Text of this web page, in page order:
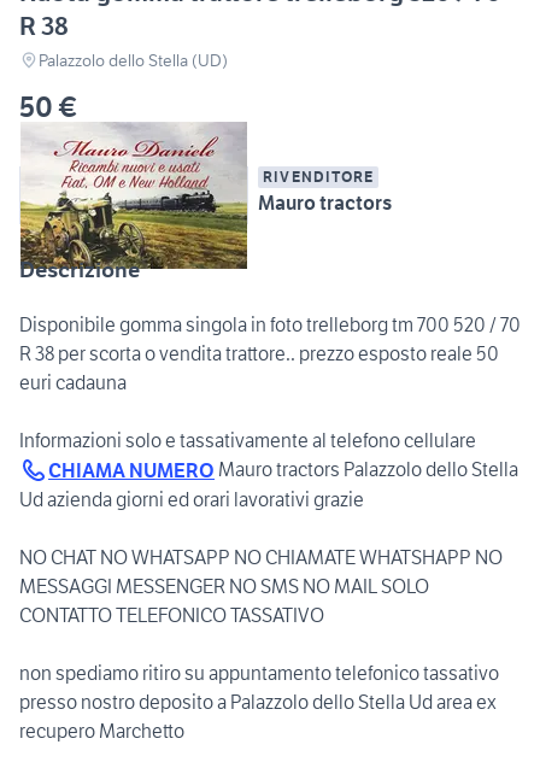
R 38
Palazzolo dello Stella (UD)
50 €
RIVENDITORE
Mauro tractors
Descrizione
Disponibile gomma singola in foto trelleborg tm 700 520 / 70
R 38 per scorta o vendita trattore.. prezzo esposto reale 50
euri cadauna
Informazioni solo e tassativamente al telefono cellulare
CHIAMA NUMERO Mauro tractors Palazzolo dello Stella
Ud azienda giorni ed orari lavorativi grazie
NO CHAT NO WHATSAPP NO CHIAMATE WHATSHAPP NO
MESSAGGI MESSENGER NO SMS NO MAIL SOLO
CONTATTO TELEFONICO TASSATIVO
non spediamo ritiro su appuntamento telefonico tassativo
presso nostro deposito a Palazzolo dello Stella Ud area ex
recupero Marchetto